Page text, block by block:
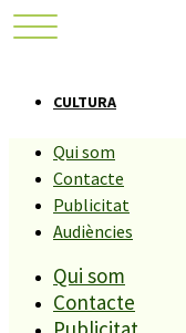
Qui som
Contacte
Publicitat
Audiències
Qui som
Contacte
CULTURA
Palafolls
celebrar
Jordi